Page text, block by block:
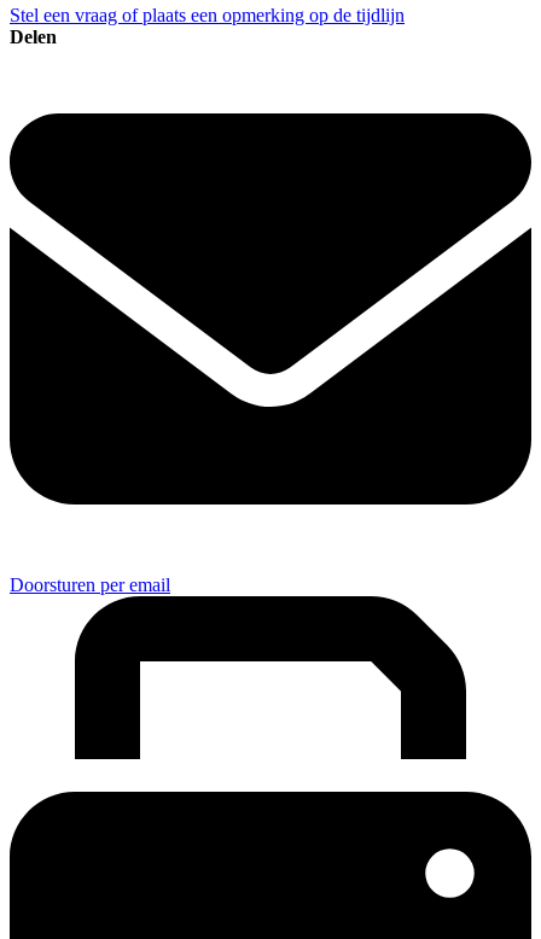
Stel een vraag of plaats een opmerking op de tijdlijn
Delen
Doorsturen per email